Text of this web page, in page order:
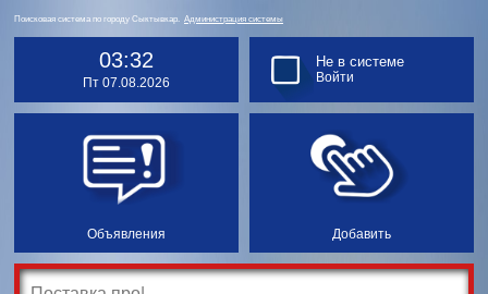
Поисковая система по городу Сыктывкар. Администрация системы
03:32
Пт 07.08.2026
Объявления Добавить
Не в системе
Войти